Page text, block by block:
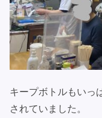
キープボトルもいっ
されていました。